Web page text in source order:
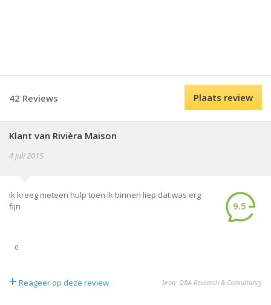
42 Reviews Plaats review
Klant van Rivièra Maison
4 juli 2015
ik kreeg meteen hulp toen ik binnen liep dat was erg
fijn
9.5
0
+ Reageer op deze review bron: Q&A Research & Consultancy